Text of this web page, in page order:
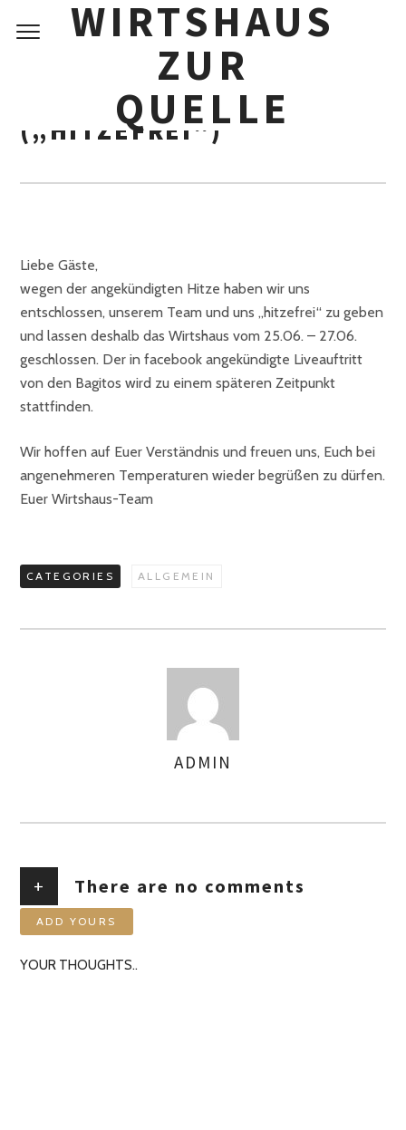
WIRTSHAUS
ZUR
QUELLE
25.06. – 27.06.
GESCHLOSSEN
(„HITZEFREI“)
Liebe Gäste,
wegen der angekündigten Hitze haben wir uns
entschlossen, unserem Team und uns „hitzefrei“ zu geben
und lassen deshalb das Wirtshaus vom 25.06. – 27.06.
geschlossen. Der in facebook angekündigte Liveauftritt
von den Bagitos wird zu einem späteren Zeitpunkt
stattfinden.
Wir hoffen auf Euer Verständnis und freuen uns, Euch bei
angenehmeren Temperaturen wieder begrüßen zu dürfen.
Euer Wirtshaus-Team
CATEGORIES ALLGEMEIN
ADMIN
+ There are no comments
ADD YOURS